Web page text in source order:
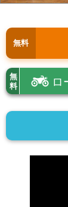
無料
無
料
ロ